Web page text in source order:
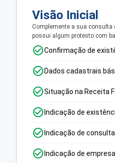
Visão Inicial
Complemente a sua consulta
possui algum protesto com
Confirmação de
Dados cadastrais
Situação na Receita
Indicação de
Indicação de
Indicação de